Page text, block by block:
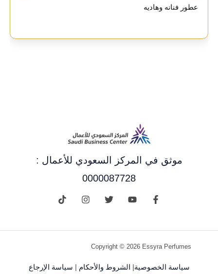
عطور فنانه وهاديه
موثق في المركز السعودي للأعمال :
0000087728
Copyright © 2026 Essyra Perfumes
سياسة الخصوصية الشروط والأحكام سياسة الإرجاع